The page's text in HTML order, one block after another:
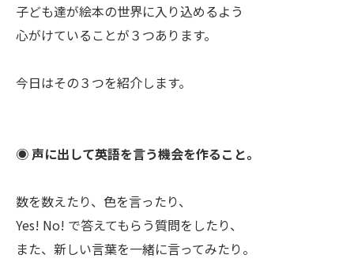
子ども達が絵本の世界に入り込めるよう
心がけていることが３つあります。
今日はその３つを紹介します。
◉ 声に出して英語を言う機会を作ること。
数を数えたり、色を言ったり、
Yes! No! で答えてもらう質問をしたり、
また、新しい言葉を一緒に言ってみたり。